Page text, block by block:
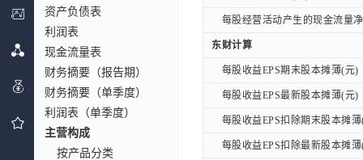
资产负债表
利润表
现金流量表
财务摘要（报告期）
财务摘要（单季度）
利润表（单季度）
主营构成
按产品分类
每股经营活动产生的现金流量
东财计算
每股收益EPS期末股本摊薄(元)
每股收益EPS最新股本摊薄(元)
每股收益EPS扣除期末股本摊
每股收益EPS扣除最新股本摊
每股经营活动产生的现金流量
东财计算
每股收益EPS期末股本摊薄(元)
每股收益EPS最新股本摊薄(元)
每股收益EPS扣除期末股本摊
每股收益EPS扣除最新股本摊